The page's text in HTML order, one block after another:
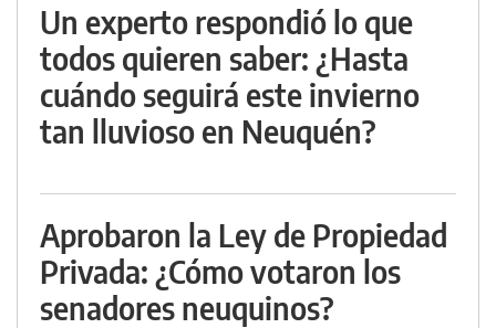
Un experto respondió lo que
todos quieren saber: ¿Hasta
cuándo seguirá este invierno
tan lluvioso en Neuquén?
Aprobaron la Ley de Propiedad
Privada: ¿Cómo votaron los
senadores neuquinos?